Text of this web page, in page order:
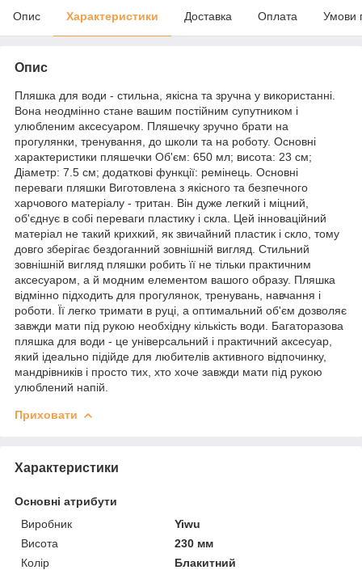
Опис Характеристики Доставка Оплата Умови
Опис
Пляшка для води - стильна, якісна та зручна у використанні.
Вона неодмінно стане вашим постійним супутником і
улюбленим аксесуаром. Пляшечку зручно брати на
прогулянки, тренування, до школи та на роботу. Основні
характеристики пляшечки Об'єм: 650 мл; висота: 23 см;
Діаметр: 7.5 см; додаткові функції: ремінець. Основні
переваги пляшки Виготовлена з якісного та безпечного
харчового матеріалу - тритан. Він дуже легкий і міцний,
об'єднує в собі переваги пластику і скла. Цей інноваційний
матеріал не такий крихкий, як звичайний пластик і скло, тому
довго зберігає бездоганний зовнішній вигляд. Стильний
зовнішній вигляд пляшки робить її не тільки практичним
аксесуаром, а й модним елементом вашого образу. Пляшка
відмінно підходить для прогулянок, тренувань, навчання і
роботи. Її легко тримати в руці, а оптимальний об'єм дозволяє
завжди мати під рукою необхідну кількість води. Багаторазова
пляшка для води - це універсальний і практичний аксесуар,
який ідеально підійде для любителів активного відпочинку,
мандрівників і просто тих, хто хоче завжди мати під рукою
улюблений напій.
Приховати
Характеристики
Основні атрибути
Виробник
Yiwu
Висота
230 мм
Колір
Блакитний